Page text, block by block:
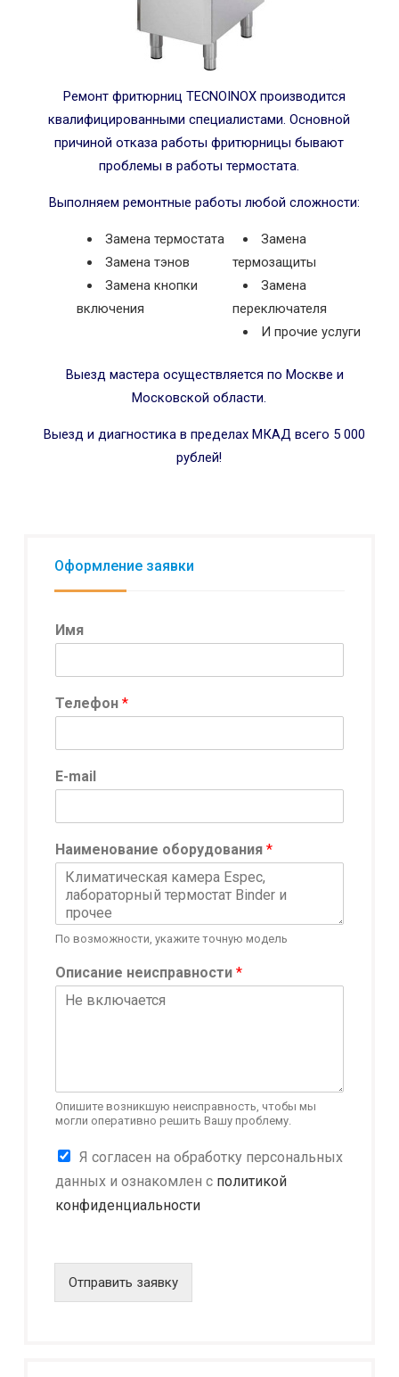
Ремонт фритюрниц TECNOINOX производится
квалифицированными специалистами. Основной
причиной отказа работы фритюрницы бывают
проблемы в работы термостата.
Выполняем ремонтные работы любой сложности:
Замена термостата
Замена тэнов
Замена кнопки
включения
Замена
термозащиты
Замена
переключателя
И прочие услуги
Выезд мастера осуществляется по Москве и
Московской области.
Выезд и диагностика в пределах МКАД всего 5 000
рублей!
Оформление заявки
Имя
Телефон *
К
о
ф
д
и
а
л
ь
Н
а
и
е
н
в
и
Н
E-mail
Наименование оборудования *
По возможности, укажите точную модель
Описание неисправности *
Опишите возникшую неисправность, чтобы мы
могли оперативно решить Вашу проблему.
К
н
ф
е
Я согласен на обработку персональных
данных и ознакомлен с политикой
конфиденциальности
Отправить заявку